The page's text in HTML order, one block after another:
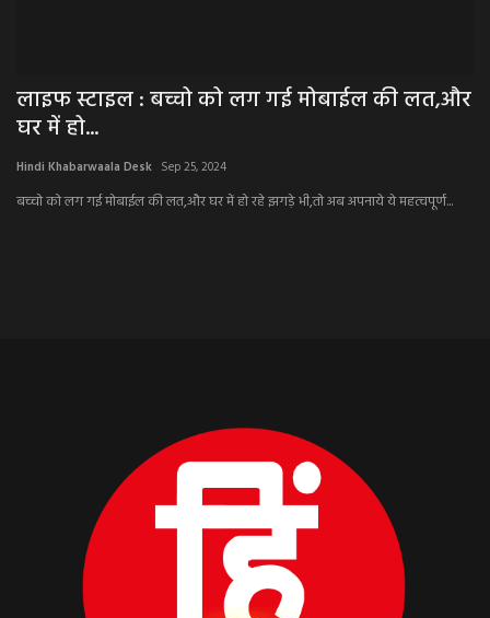
लाइफ स्टाइल : बच्चो को लग गई मोबाईल की लत,और
घर में हो...
Hindi Khabarwaala Desk Sep 25, 2024
बच्चो को लग गई मोबाईल की लत,और घर में हो रहे झगड़े भी,तो अब अपनाये ये महत्वपूर्ण...